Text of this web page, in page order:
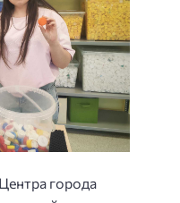
города